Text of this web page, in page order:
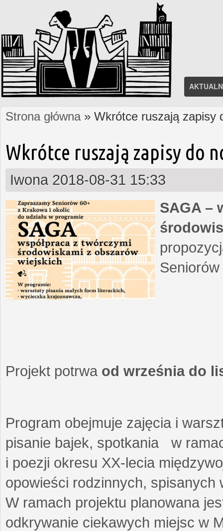
Jesteś tutaj
Strona główna» Wkrótce ruszają zapisy
Wkrótce ruszają zapisy do
Iwona 2018-08-31 15:33
SAGA –
Projekt potrwa od września do
Program obejmuje zajęcia i
pisanie bajek, spotkania w
i poezji okresu XX-lecia
opowieści rodzinnych,
W ramach projektu planowana
odkrywanie ciekawych miejsc w